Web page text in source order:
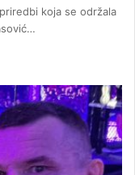
koja se održala